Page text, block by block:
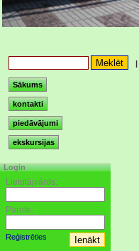
|
Sākums
kontakti
piedāvājumi
ekskursijas
Login
Lietotājvārds:
Parole:
Reģistrēties